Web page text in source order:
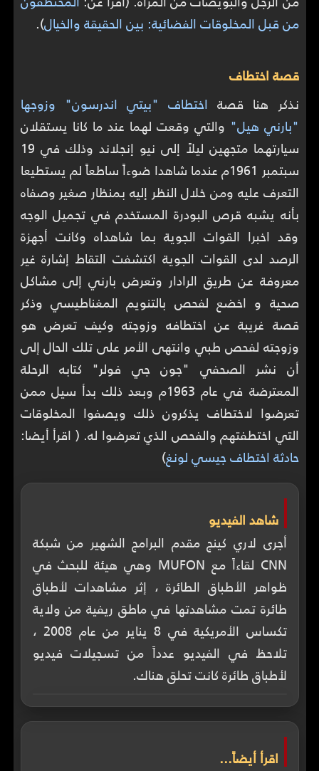
من قبل المخلوقات الفضائية: بين الحقيقة والخيال).
قصة اختطاف
نذكر هنا قصة اختطاف "بيتي اندرسون" وزوجها
"بارني هيل" والتي وقعت لهما عند ما كانا يستقلان
سيارتهما متجهين ليلاً إلى نيو إنجلاند وذلك في 19
سبتمبر 1961م عندما شاهدا ضوءاً ساطعاً لم يستطيعا
التعرف عليه ومن خلال النظر إليه بمنظار صغير وصفاه
بأنه يشبه قرص البودرة المستخدم في تجميل الوجه
وقد اخبرا القوات الجوية بما شاهداه وكانت أجهزة
الرصد لدى القوات الجوية اكتشفت التقاط إشارة غير
معروفة عن طريق الرادار وتعرض بارني إلى مشاكل
صحية و اخضع لفحص بالتنويم المغناطيسي وذكر
قصة غريبة عن اختطافه وزوجته وكيف تعرض هو
وزوجته لفحص طبي وانتهى الأمر على تلك الحال إلى
أن نشر الصحفي "جون جي فولر" كتابه الرحلة
المعترضة في عام 1963م وبعد ذلك بدأ سيل ممن
تعرضوا لاختطاف يذكرون ذلك ويصفوا المخلوقات
التي اختطفتهم والفحص الذي تعرضوا له. ( اقرأ أيضا:
حادثة اختطاف جيسي لونغ)
شاهد الفيديو
أجرى لاري كينج مقدم البرامج الشهير من شبكة
CNN لقاءاً مع MUFON وهي هيئة للبحث في
ظواهر الأطباق الطائرة ، إثر مشاهدات لأطباق
طائرة تمت مشاهدتها في ماطق ريفية من ولاية
تكساس الأمريكية في 8 يناير من عام 2008 ،
تلاحظ في الفيديو عدداً من تسجيلات فيديو
لأطباق طائرة كانت تحلق هناك.
اقرأ أيضاً...